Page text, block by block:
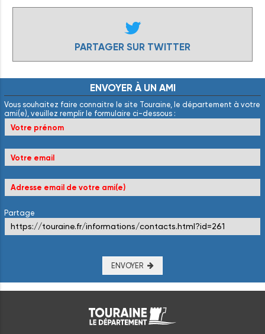
PARTAGER SUR TWITTER
ENVOYER À UN AMI
Vous souhaitez faire connaitre le site Touraine, le département à votre
ami(e), veuillez remplir le formulaire ci-dessous :
Partage
ENVOYER